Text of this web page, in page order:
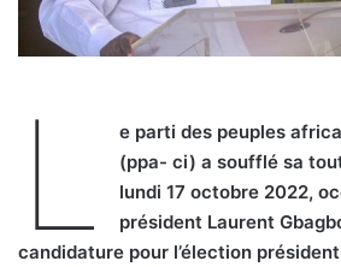
L
e parti des peuples
(ppa- ci) a soufflé sa
lundi 17 octobre 2022,
président Laurent
candidature pour l’élection